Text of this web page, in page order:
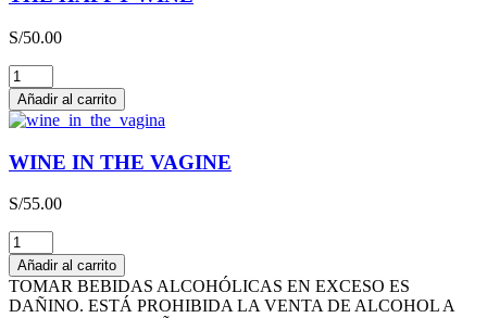
x
cantidad
S/50.00
THE
HAPPY
WINE
cantidad
Añadir al carrito
WINE IN THE VAGINE
S/55.00
WINE
IN
THE
VAGINE
Añadir al carrito
TOMAR BEBIDAS ALCOHÓLICAS EN EXCESO ES
DAÑINO. ESTÁ PROHIBIDA LA VENTA DE ALCOHOL A